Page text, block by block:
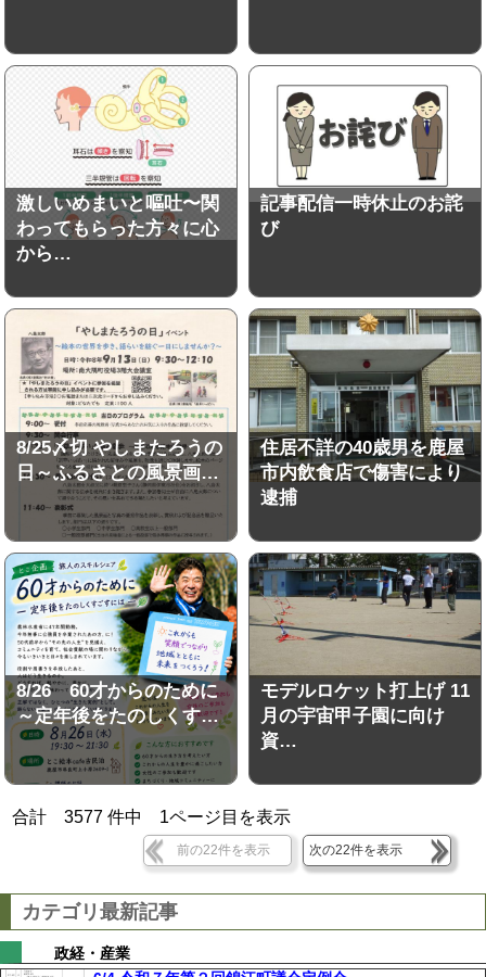
激しいめまいと嘔吐〜関
わってもらった方々に心
から…
記事配信一時休止のお詫
び
8/25〆切 やしまたろうの
日～ふるさとの風景画…
住居不詳の40歳男を鹿屋
市内飲食店で傷害により
逮捕
8/26 60才からのために
～定年後をたのしくす…
モデルロケット打上げ 11
月の宇宙甲子園に向け
資…
合計3577 件中 1ページ目を表示
前の22件を表示 次の22件を表示
カテゴリ最新記事
政経・産業